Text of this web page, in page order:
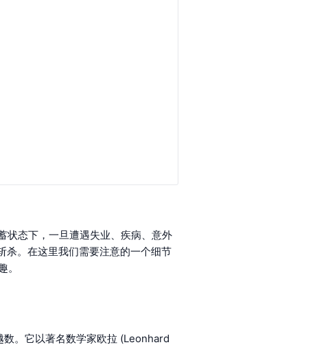
状态下，一旦遭遇失业、疾病、意外
杀。在这里我们需要注意的一个细节
。它以著名数学家欧拉 (Leonhard